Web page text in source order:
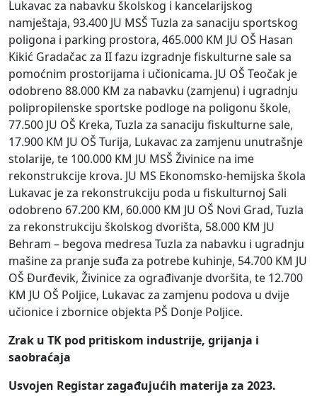
Lukavac za nabavku školskog i kancelarijskog
namještaja, 93.400 JU MSŠ Tuzla za sanaciju sportskog
poligona i parking prostora, 465.000 KM JU OŠ Hasan
Kikić Gradačac za II fazu izgradnje fiskulturne sale sa
pomoćnim prostorijama i učionicama. JU OŠ Teočak je
odobreno 88.000 KM za nabavku (zamjenu) i ugradnju
polipropilenske sportske podloge na poligonu škole,
77.500 JU OŠ Kreka, Tuzla za sanaciju fiskulturne sale,
17.900 KM JU OŠ Turija, Lukavac za zamjenu unutrašnje
stolarije, te 100.000 KM JU MSŠ Živinice na ime
rekonstrukcije krova. JU MS Ekonomsko-hemijska škola
Lukavac je za rekonstrukciju poda u fiskulturnoj Sali
odobreno 67.200 KM, 60.000 KM JU OŠ Novi Grad, Tuzla
za rekonstrukciju školskog dvorišta, 58.000 KM JU
Behram – begova medresa Tuzla za nabavku i ugradnju
mašine za pranje suđa za potrebe kuhinje, 54.700 KM JU
OŠ Đurđevik, Živinice za ograđivanje dvoršita, te 12.700
KM JU OŠ Poljice, Lukavac za zamjenu podova u dvije
učionice i zbornice objekta PŠ Donje Poljice.
Zrak u TK pod pritiskom industrije, grijanja i
saobraćaja
Usvojen Registar zagađujućih materija za 2023.